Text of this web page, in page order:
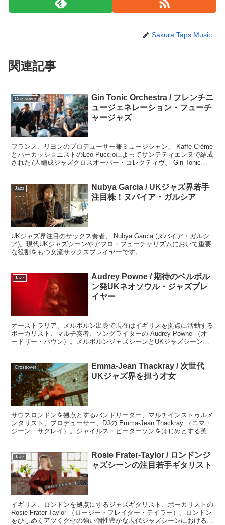
Sakura Taps Music
関連記事
Crossover
Gin Tonic Orchestra / フレンチニ
ュージェネレーション・フューチ
ャージャズ
フランス、リヨンのプロデューサー兼ミュージシャン、 Kaffe Crème
とパーカッショニストのLéo Puccioによってサンテティエンヌで結成
された7人編成ジャズクロスオーバー・コレクティヴ、 Gin Tonic
Jazz
Nubya Garcia / UKジャズ界若手
注目株！ヌバイア・ガルシア
UKジャズ界注目のサックス奏者、 Nubya Garcia (ヌバイア・ガルシ
ア)。現代UKジャズシーンやアフロ・フューチャリズムにおいて重要
な役割をもつ女流サックスプレイヤーです。
Jazz
Audrey Powne / 期待のベルボル
ン発UKネオソウル・ジャズプレ
イヤー
オーストラリア、メルボルン出身で現在はイギリスを拠点に活動する
ボーカリスト、マルチ奏者、ソングライターの Audrey Powne （オ
ードリー・パウン）。メルボルンジャズシーンとUKジャズシーンを
Crossover
Emma-Jean Thackray / 次世代
UKジャズ界を担う才女
サウスロンドンを拠点とするバンドリーダー、マルチインストゥルメ
ンタリスト、プロデューサー、DJの Emma-Jean Thackray （エマ・
ジーン・サクレイ）。ジャイルス・ピーターソンをはじめとする英国
Jazz
Rosie Frater-Taylor / ロンドンジ
ャズシーンの注目若手ギタリスト
イギリス、ロンドンを拠点にするジャズギタリスト、ボーカリストの
Rosie Frater-Taylor （ロージー・フレイター・テイラー）。ロンドン
をひしめくアツくクセの強い個性豊かな現代ジャズシーンにおける一